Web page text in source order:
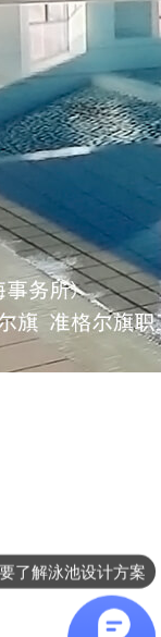
了解泳池设计方案
想了解游泳池设备？